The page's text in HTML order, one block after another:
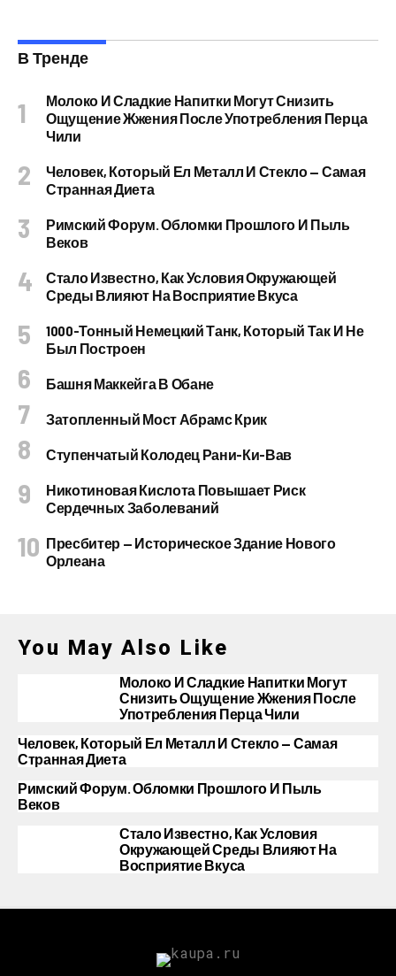
В Тренде
Молоко И Сладкие Напитки Могут Снизить
Ощущение Жжения После Употребления Перца
Чили
Человек, Который Ел Металл И Стекло — Самая
Странная Диета
Римский Форум. Обломки Прошлого И Пыль
Веков
Стало Известно, Как Условия Окружающей
Среды Влияют На Восприятие Вкуса
1000-Тонный Немецкий Танк, Который Так И Не
Был Построен
Башня Маккейга В Обане
Затопленный Мост Абрамс Крик
Ступенчатый Колодец Рани-Ки-Вав
Никотиновая Кислота Повышает Риск
Сердечных Заболеваний
Пресбитер — Историческое Здание Нового
Орлеана
You May Also Like
Молоко И Сладкие Напитки Могут
Снизить Ощущение Жжения После
Употребления Перца Чили
Человек, Который Ел Металл И Стекло — Самая
Странная Диета
Римский Форум. Обломки Прошлого И Пыль
Веков
Стало Известно, Как Условия
Окружающей Среды Влияют На
Восприятие Вкуса